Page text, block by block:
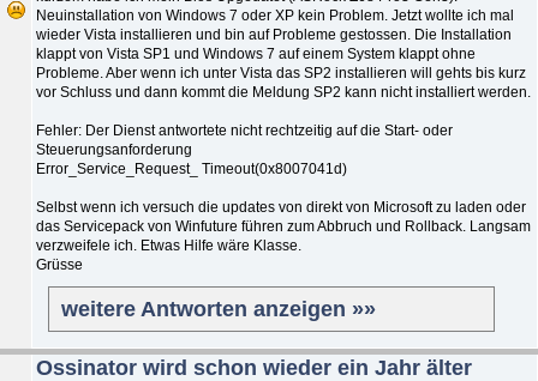
Neuinstallation von Windows 7 oder XP kein Problem. Jetzt wollte ich mal
wieder Vista installieren und bin auf Probleme gestossen. Die Installation
klappt von Vista SP1 und Windows 7 auf einem System klappt ohne
Probleme. Aber wenn ich unter Vista das SP2 installieren will gehts bis kurz
vor Schluss und dann kommt die Meldung SP2 kann nicht installiert werden.
Fehler: Der Dienst antwortete nicht rechtzeitig auf die Start- oder
Steuerungsanforderung
Error_Service_Request_ Timeout(0x8007041d)
Selbst wenn ich versuch die updates von direkt von Microsoft zu laden oder
das Servicepack von Winfuture führen zum Abbruch und Rollback. Langsam
verzweifele ich. Etwas Hilfe wäre Klasse.
Grüsse
weitere Antworten anzeigen »»
Ossinator wird schon wieder ein Jahr älter